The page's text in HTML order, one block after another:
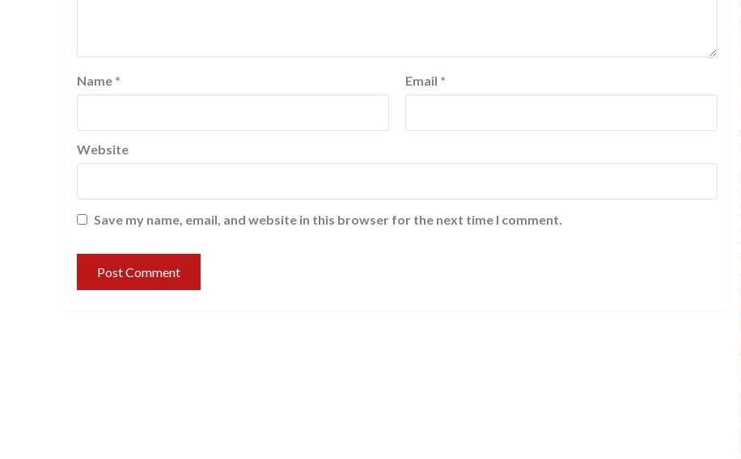
Name * Email *
Website
Save my name, email, and website in this browser for the next time I comment.